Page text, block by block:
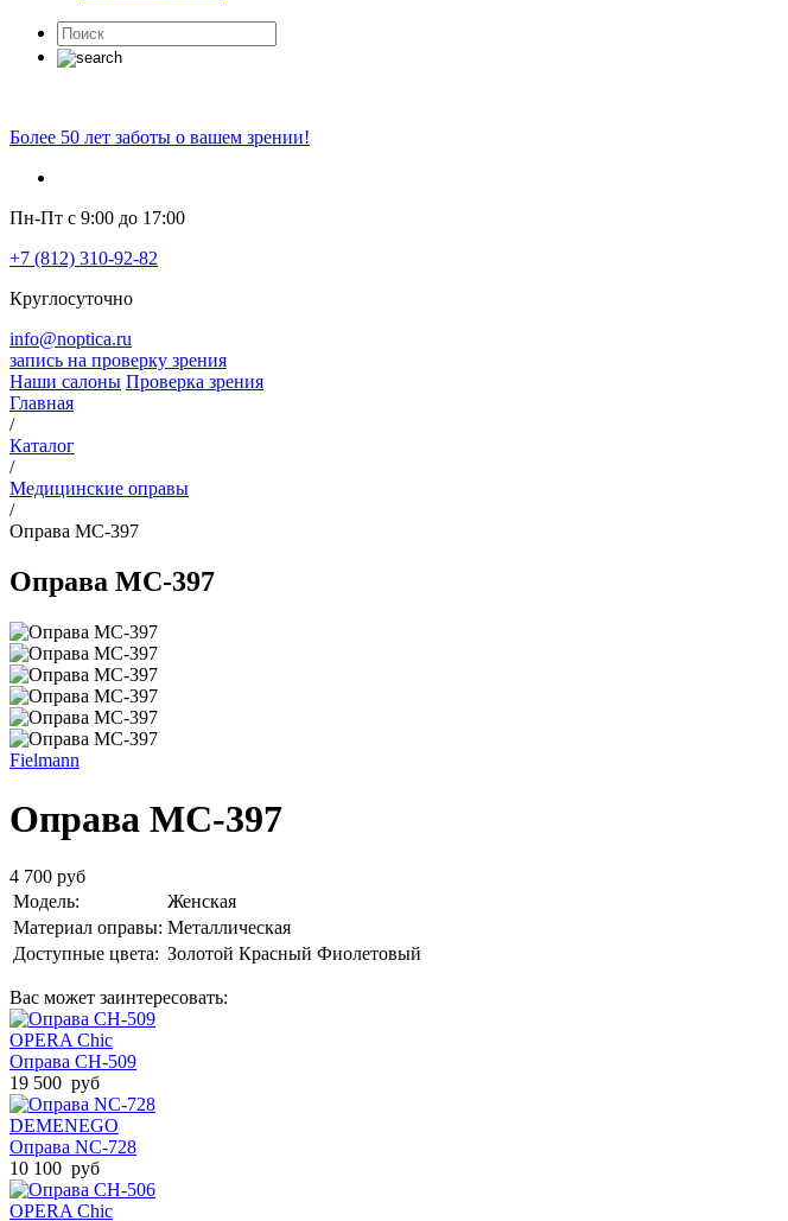
Более 50 лет заботы о вашем зрении!
Пн-Пт с 9:00 до 17:00
+7 (812) 310-92-82
Круглосуточно
info@noptica.ru
запись на проверку зрения
Наши салоны Проверка зрения
Главная
/
Каталог
/
Медицинские оправы
/
Оправа MC-397
Оправа MC-397
Fielmann
Оправа MC-397
4 700 руб
Модель:
Женская
Материал оправы: Металлическая
Доступные цвета: Золотой Красный Фиолетовый
Вас может заинтересовать:
OPERA Chic
Оправа CH-509
19 500 руб
DEMENEGO
Оправа NC-728
10 100 руб
OPERA Chic